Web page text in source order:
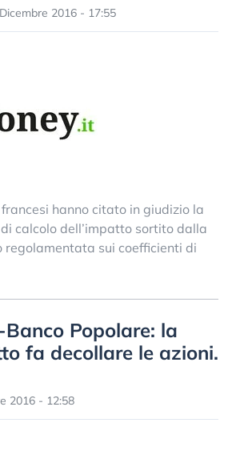
2016 - 17:55
hanno citato in giudizio la
calcolo dell’impatto sortito dalla
sui coefficienti di
Popolare: la
fa decollare le azioni.
2016 - 12:58